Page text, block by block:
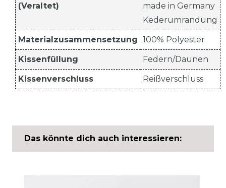
(Veraltet)
made in Germany
Kederumrandung
Materialzusammensetzung 100% Polyester
Kissenfüllung Federn/Daunen
Kissenverschluss Reißverschluss
Das könnte dich auch interessieren: